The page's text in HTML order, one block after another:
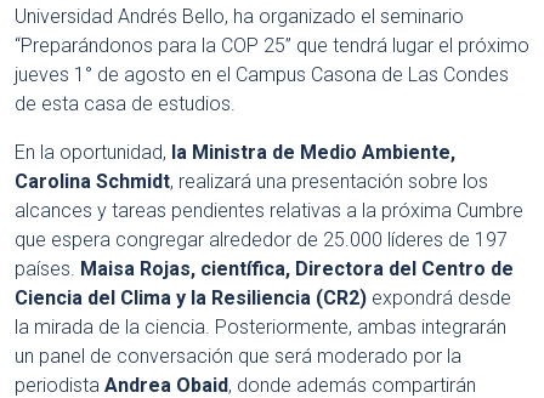
Universidad Andrés Bello, ha organizado el seminario
“Preparándonos para la COP 25” que tendrá lugar el próximo
jueves 1° de agosto en el Campus Casona de Las Condes
de esta casa de estudios.
En la oportunidad, la Ministra de Medio Ambiente,
Carolina Schmidt, realizará una presentación sobre los
alcances y tareas pendientes relativas a la próxima Cumbre
que espera congregar alrededor de 25.000 líderes de 197
países. Maisa Rojas, científica, Directora del Centro de
Ciencia del Clima y la Resiliencia (CR2) expondrá desde
la mirada de la ciencia. Posteriormente, ambas integrarán
un panel de conversación que será moderado por la
periodista Andrea Obaid, donde además compartirán